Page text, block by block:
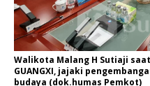
Walikota Malang H Sutiaji
GUANGXI, jajaki
budaya (dok.humas Pemkot)